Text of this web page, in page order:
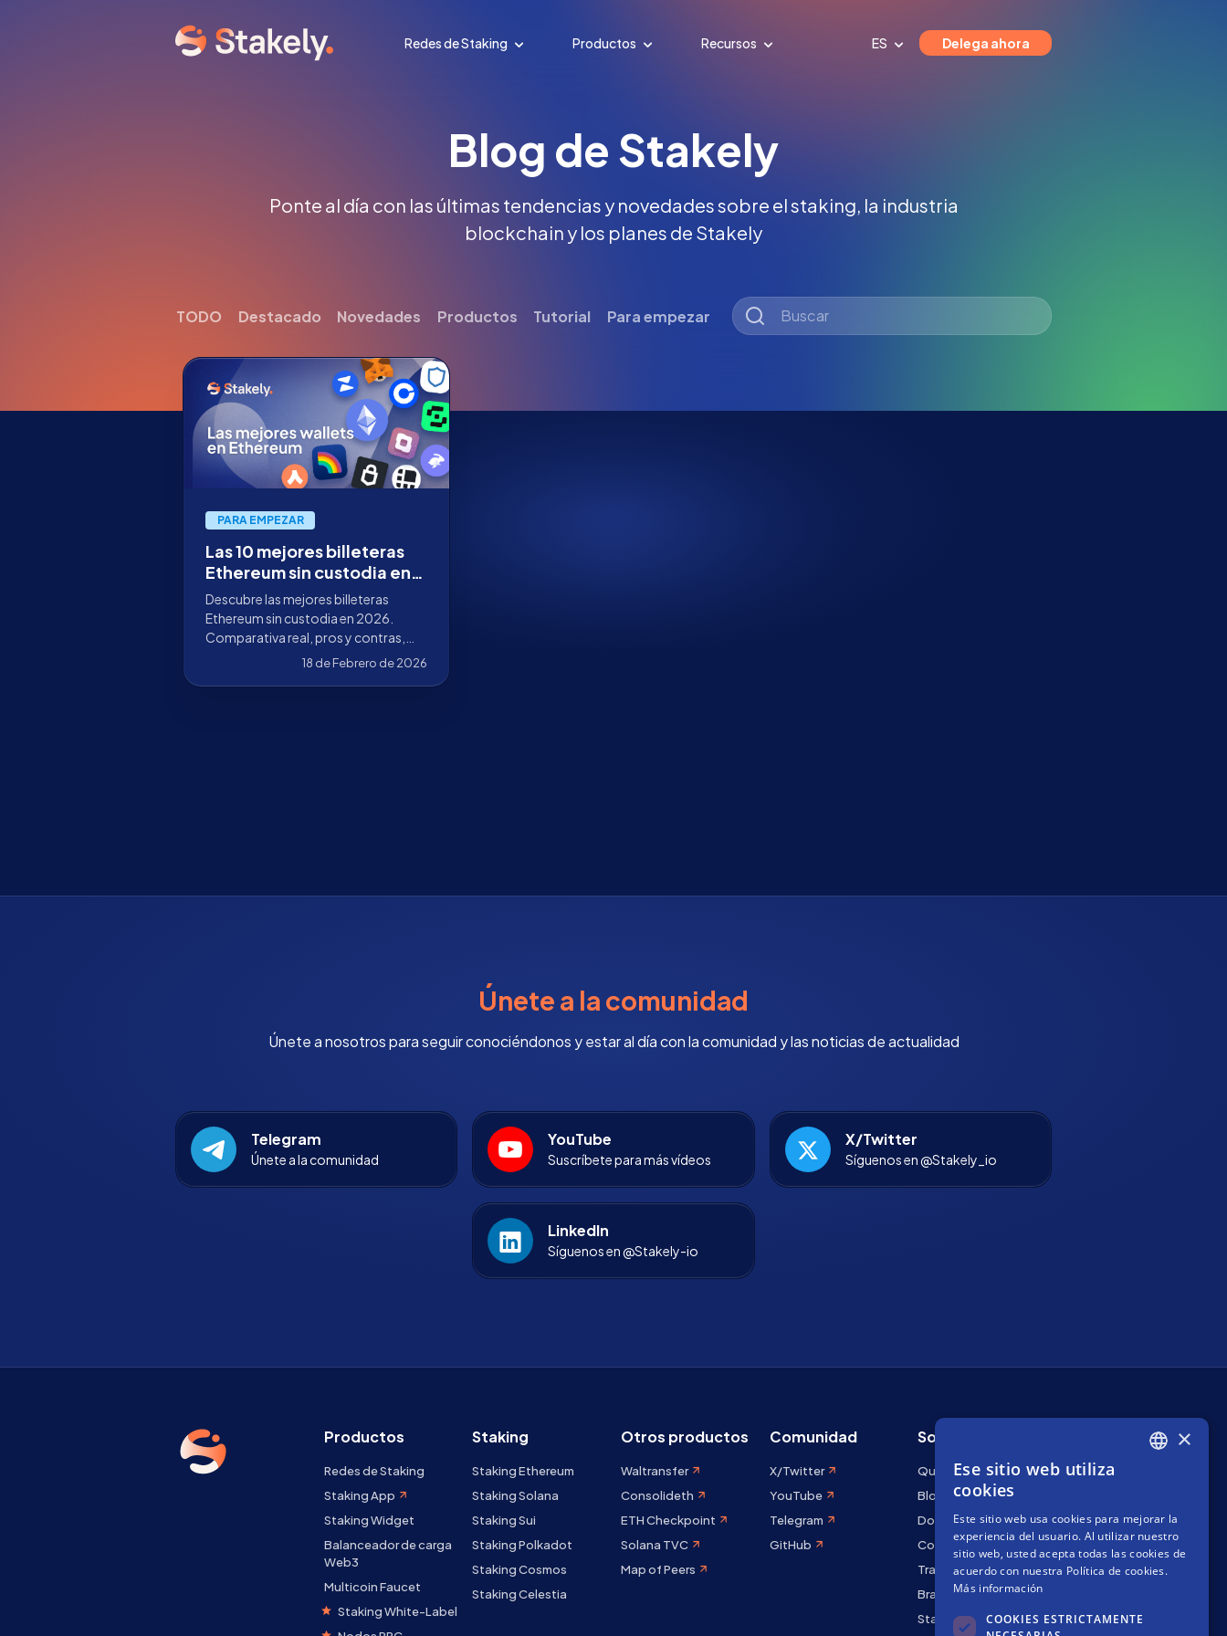
Redes de Staking Productos Recursos ES Delega ahora
Blog de Stakely
Ponte al día con las últimas tendencias y novedades sobre el staking, la industria
blockchain y los planes de Stakely
TODO Destacado Novedades Productos Tutorial Para empezar
PARA EMPEZAR
Las 10 mejores billeteras
Ethereum sin custodia en
2026
Descubre las mejores billeteras
Ethereum sin custodia en 2026.
Comparativa real, pros y contras,
soporte ERC-4337, DeFi, multisig y
18 de Febrero de 2026
Únete a la comunidad
Únete a nosotros para seguir conociéndonos y estar al día con la comunidad y las noticias de actualidad
Telegram
Únete a la comunidad
YouTube
Suscríbete para más vídeos
X/Twitter
Síguenos en @Stakely_io
LinkedIn
Síguenos en @Stakely-io
Productos
Redes de Staking
Staking App
Staking Widget
Balanceador de carga
Web3
Multicoin Faucet
Staking White-Label
Staking
Staking Ethereum
Staking Solana
Staking Sui
Staking Polkadot
Staking Cosmos
Staking Celestia
Otros productos
Waltransfer
Consolideth
ETH Checkpoint
Solana TVC
Map of Peers
Comunidad
X/Twitter
YouTube
Telegram
GitHub
Sobre Stakely
Quiénes somos
Blog
Docs
Contáctanos
Trabaja con nosotros
Brand kit
Staking Rewards
FRENCH
×
Ese sitio web utiliza
cookies
Este sitio web usa cookies para mejorar la
experiencia del usuario. Al utilizar nuestro
sitio web, usted acepta todas las cookies de
acuerdo con nuestra Política de cookies.
Más información
COOKIES ESTRICTAMENTE